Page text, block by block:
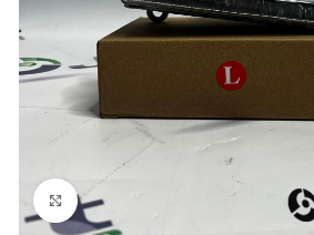
Click to enlarge